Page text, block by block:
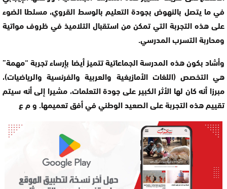
في ما يتصل بالنهوض بجودة التعليم بالوسط القروي، مسلطا الضوء
على هذه التجربة التي تمكن من استقبال التلاميذ في ظروف مواتية
ومحاربة التسرب المدرسي.
وأشاد بكون هذه المدرسة الجماعاتية تتميز أيضا بإرساء تجربة “مهمة”
هي التخصص (اللغات الأمازيغية والعربية والفرنسية والرياضيات)،
مبرزا أنه كان لها الأثر الكبير على جودة التعلمات، مشيرا إلى أنه سيتم
تقييم هذه التجربة على الصعيد الوطني في أفق تعميمها. و م ع